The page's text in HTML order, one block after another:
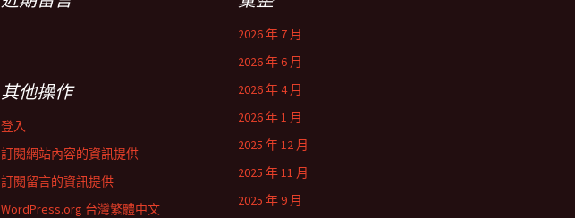
2026 年 7 月
2026 年 6 月
2026 年 4 月
2026 年 1 月
2025 年 12 月
2025 年 11 月
2025 年 9 月
其他操作
登入
訂閱網站內容的資訊提供
訂閱留言的資訊提供
WordPress.org 台灣繁體中文